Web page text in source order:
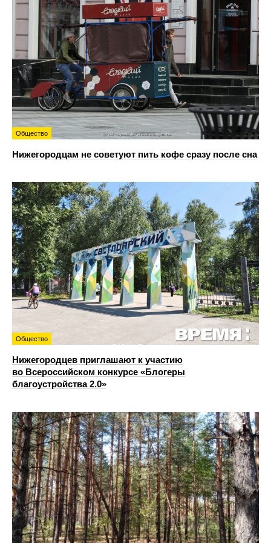
Общество
Нижегородцам не советуют пить кофе сразу после сна
Общество
Нижегородцев приглашают к участию
во Всероссийском конкурсе «Блогеры
благоустройства 2.0»